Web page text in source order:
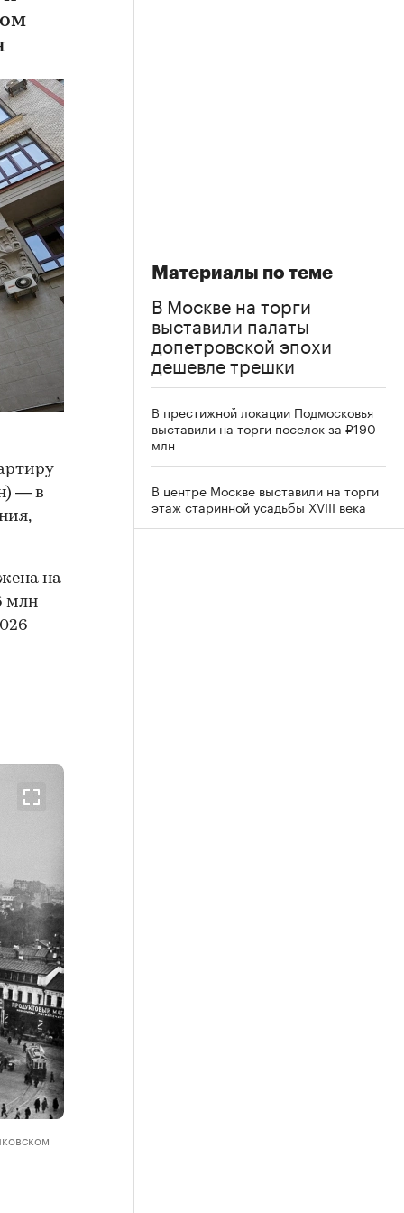
— в
на
млн
Материалы по теме
В Москве на торги
выставили палаты
допетровской эпохи
дешевле трешки
В престижной локации Подмосковья
выставили на торги поселок за ₽190
млн
В центре Москве выставили на торги
этаж старинной усадьбы XVIII века